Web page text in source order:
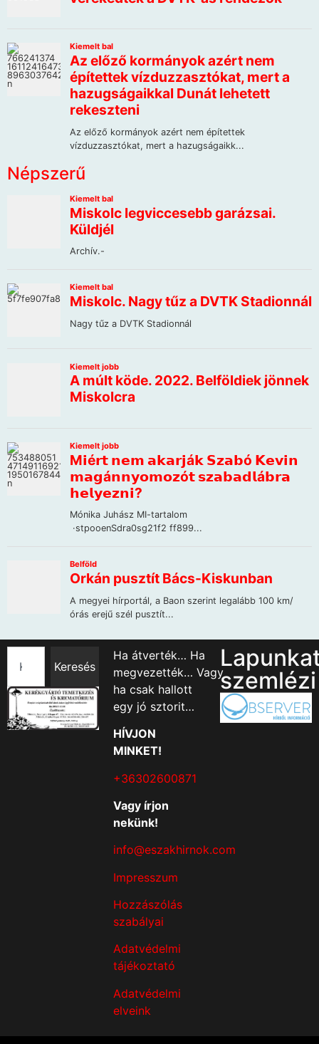
Népszerű
Keresés
Ha átverték… Ha
megvezették… Vagy
ha csak hallott
egy jó sztorit…
HÍVJON
MINKET!
+36302600871
Vagy írjon
nekünk!
info@eszakhirnok.com
Impresszum
Hozzászólás
szabályai
Adatvédelmi
tájékoztató
Adatvédelmi
elveink
szemlézi